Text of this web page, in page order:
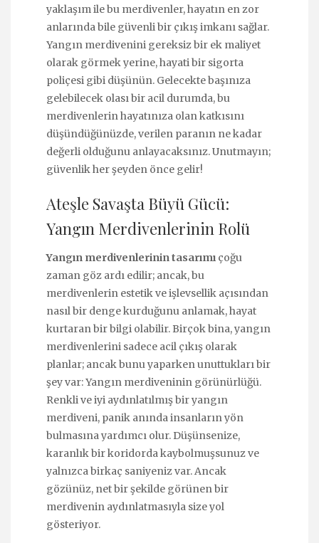
yaklaşım ile bu merdivenler, hayatın en zor
anlarında bile güvenli bir çıkış imkanı sağlar.
Yangın merdivenini gereksiz bir ek maliyet
olarak görmek yerine, hayati bir sigorta
poliçesi gibi düşünün. Gelecekte başınıza
gelebilecek olası bir acil durumda, bu
merdivenlerin hayatınıza olan katkısını
düşündüğünüzde, verilen paranın ne kadar
değerli olduğunu anlayacaksınız. Unutmayın;
güvenlik her şeyden önce gelir!
Ateşle Savaşta Büyü Gücü:
Yangın Merdivenlerinin Rolü
Yangın merdivenlerinin tasarımı çoğu
zaman göz ardı edilir; ancak, bu
merdivenlerin estetik ve işlevsellik açısından
nasıl bir denge kurduğunu anlamak, hayat
kurtaran bir bilgi olabilir. Birçok bina, yangın
merdivenlerini sadece acil çıkış olarak
planlar; ancak bunu yaparken unuttukları bir
şey var: Yangın merdiveninin görünürlüğü.
Renkli ve iyi aydınlatılmış bir yangın
merdiveni, panik anında insanların yön
bulmasına yardımcı olur. Düşünsenize,
karanlık bir koridorda kaybolmuşsunuz ve
yalnızca birkaç saniyeniz var. Ancak
gözünüz, net bir şekilde görünen bir
merdivenin aydınlatmasıyla size yol
gösteriyor.